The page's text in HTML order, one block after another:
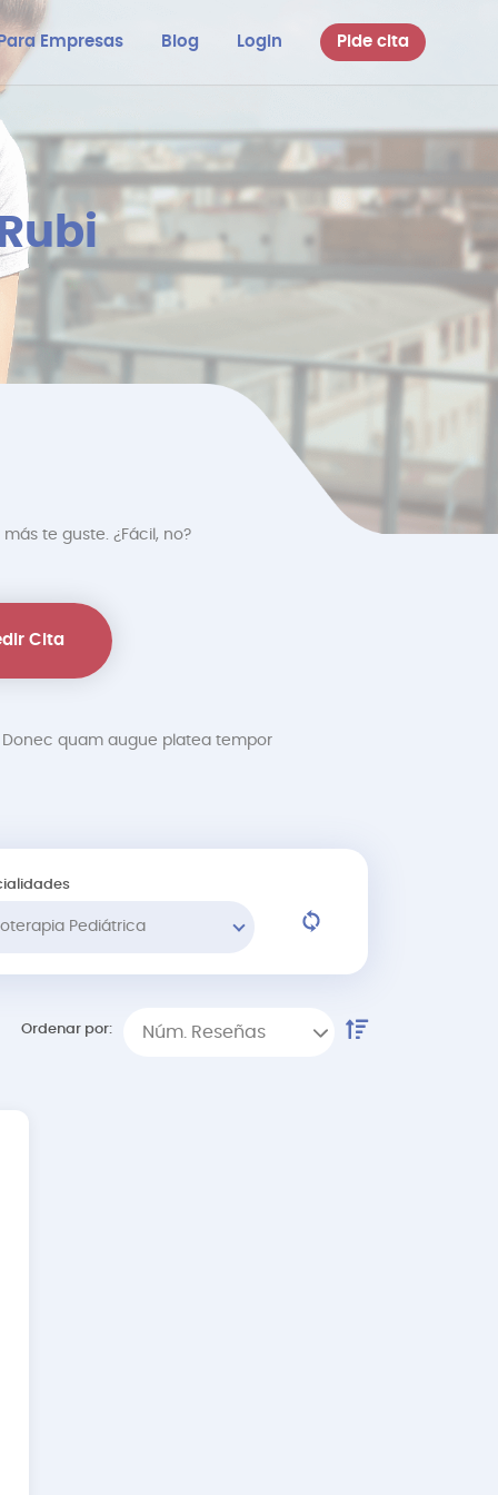
Empresas Blog Login Pide cita
te guste. ¿Fácil, no?
Cita
quam augue platea tempor
Pediátrica
Ordenar por: Núm. Reseñas